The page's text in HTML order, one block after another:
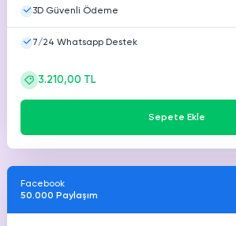
3D Güvenli Ödeme
7/24 Whatsapp Destek
3.210,00 TL
Sepete Ekle
Facebook
50.000 Paylaşım